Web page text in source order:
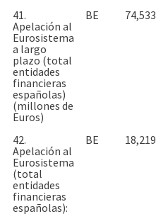
41.
Apelación al
Eurosistema
a largo
plazo (total
entidades
financieras
españolas)
(millones de
Euros)
BE 74,533
42.
Apelación al
Eurosistema
(total
entidades
financieras
españolas):
BE 18,219